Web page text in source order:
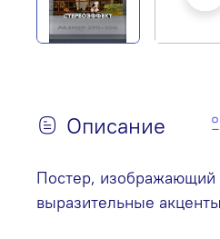
Описание
Постер, изображающий
выразительные